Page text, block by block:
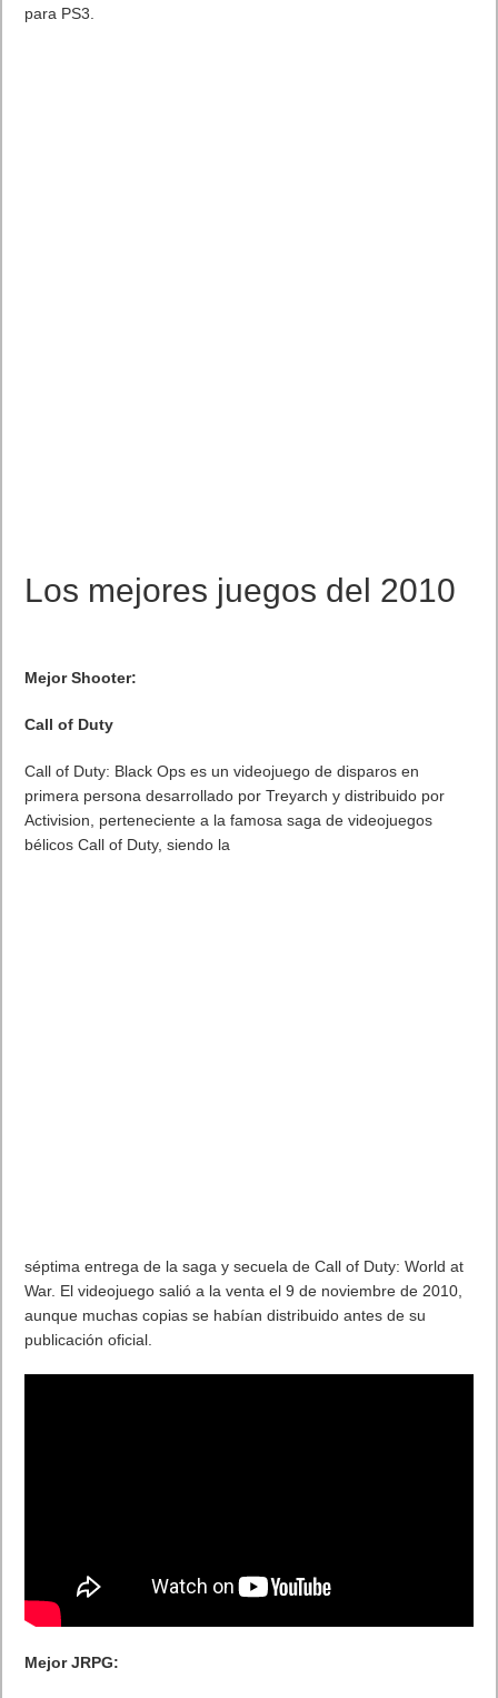
para PS3.
Los mejores juegos del 2010
Mejor Shooter:
Call of Duty
Call of Duty: Black Ops es un videojuego de disparos en
primera persona desarrollado por Treyarch y distribuido por
Activision, perteneciente a la famosa saga de videojuegos
bélicos Call of Duty, siendo la
séptima entrega de la saga y secuela de Call of Duty: World at
War. El videojuego salió a la venta el 9 de noviembre de 2010,
aunque muchas copias se habían distribuido antes de su
publicación oficial.
Mejor JRPG: